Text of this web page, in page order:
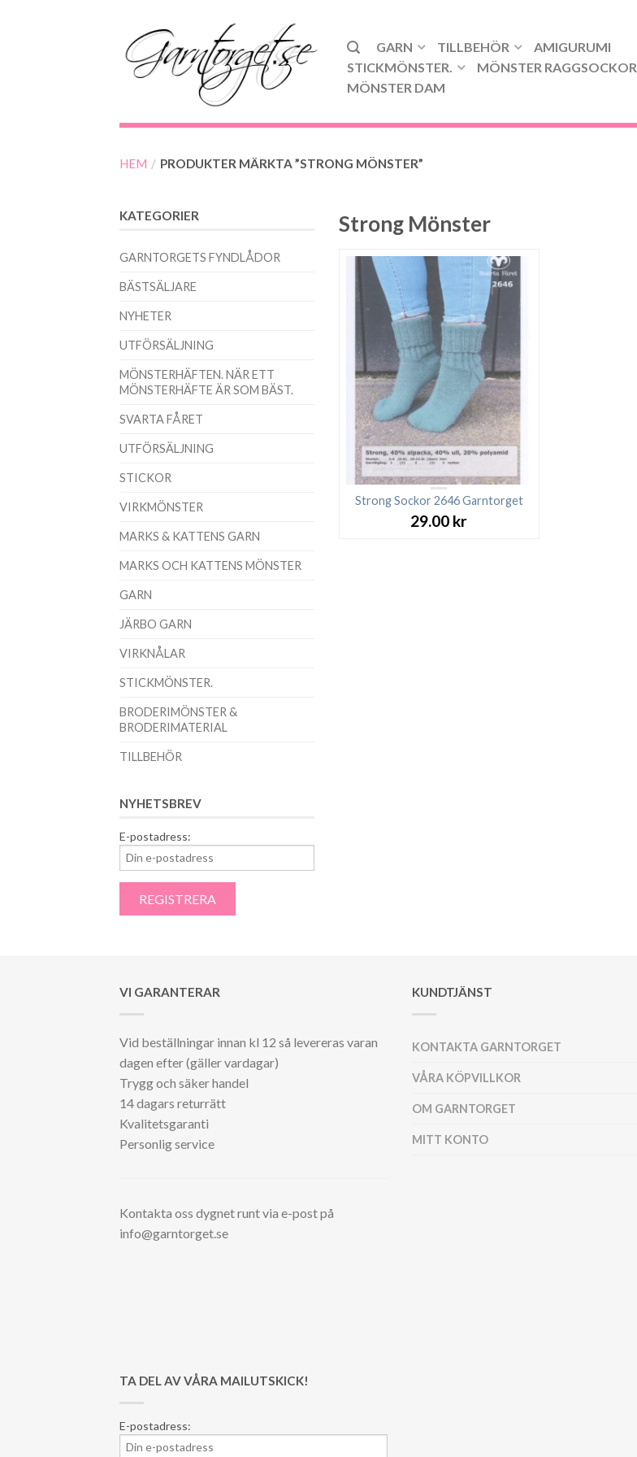
GARN TILLBEHÖR
AMIGURUMI
STICKMÖNSTER.
MÖNSTER RAGGSOCKOR
MÖNSTER DAM
HEM / PRODUKTER MÄRKTA ”STRONG MÖNSTER”
Strong Mönster
Strong Sockor 2646 Garntorget
29.00 kr
KATEGORIER
GARNTORGETS FYNDLÅDOR
BÄSTSÄLJARE
NYHETER
UTFÖRSÄLJNING
MÖNSTERHÄFTEN. NÄR ETT
MÖNSTERHÄFTE ÄR SOM BÄST.
SVARTA FÅRET
UTFÖRSÄLJNING
STICKOR
VIRKMÖNSTER
MARKS & KATTENS GARN
MARKS OCH KATTENS MÖNSTER
GARN
JÄRBO GARN
VIRKNÅLAR
STICKMÖNSTER.
BRODERIMÖNSTER &
BRODERIMATERIAL
TILLBEHÖR
NYHETSBREV
E-postadress:
VI GARANTERAR
Vid beställningar innan kl 12 så levereras varan
dagen efter (gäller vardagar)
Trygg och säker handel
14 dagars returrätt
Kvalitetsgaranti
Personlig service
Kontakta oss dygnet runt via e-post på
info@garntorget.se
KUNDTJÄNST
KONTAKTA GARNTORGET
VÅRA KÖPVILLKOR
OM GARNTORGET
MITT KONTO
TA DEL AV VÅRA MAILUTSKICK!
E-postadress: